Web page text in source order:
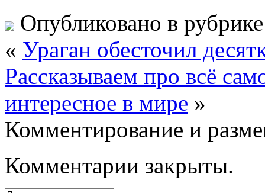
Опубликовано в
« Ураган обесточил
Рассказываем про всё
интересное в мире »
Комментирование и
Комментарии закрыты.